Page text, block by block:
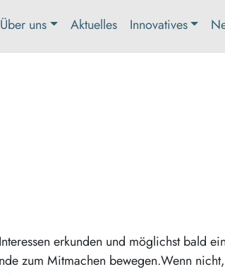
Über uns Aktuelles Innovatives
erkunden und möglichst bald
zum Mitmachen bewegen.Wenn